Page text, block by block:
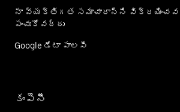
నా వ్యక్తిగత సమాచారాన్ని
పంచుకోవద్దు
Google డేటా పాలసీ
కంపెనీ